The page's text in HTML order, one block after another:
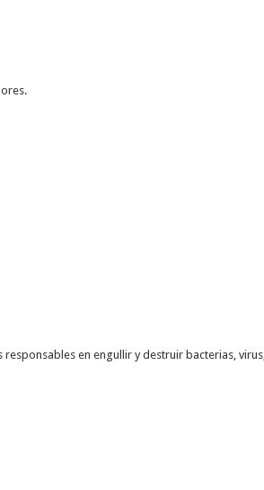
en engullir y destruir bacterias, virus,